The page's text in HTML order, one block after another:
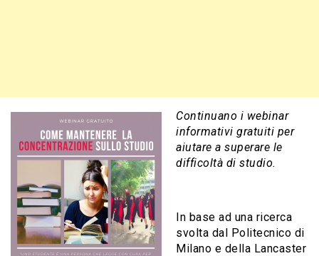
Continuano i webinar
informativi gratuiti per
aiutare a superare le
difficoltà di studio.
In base ad una ricerca
svolta dal Politecnico di
Milano e della Lancaster